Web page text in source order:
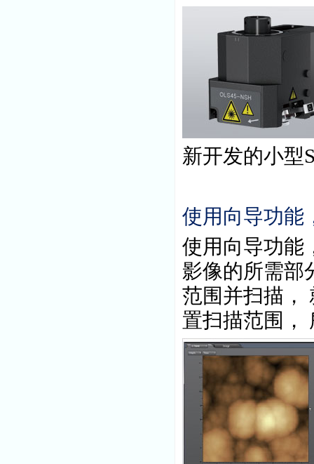
新开发的小型
使用向导功能
使用向导功能
影像的所需部
范围并扫描，
置扫描范围，